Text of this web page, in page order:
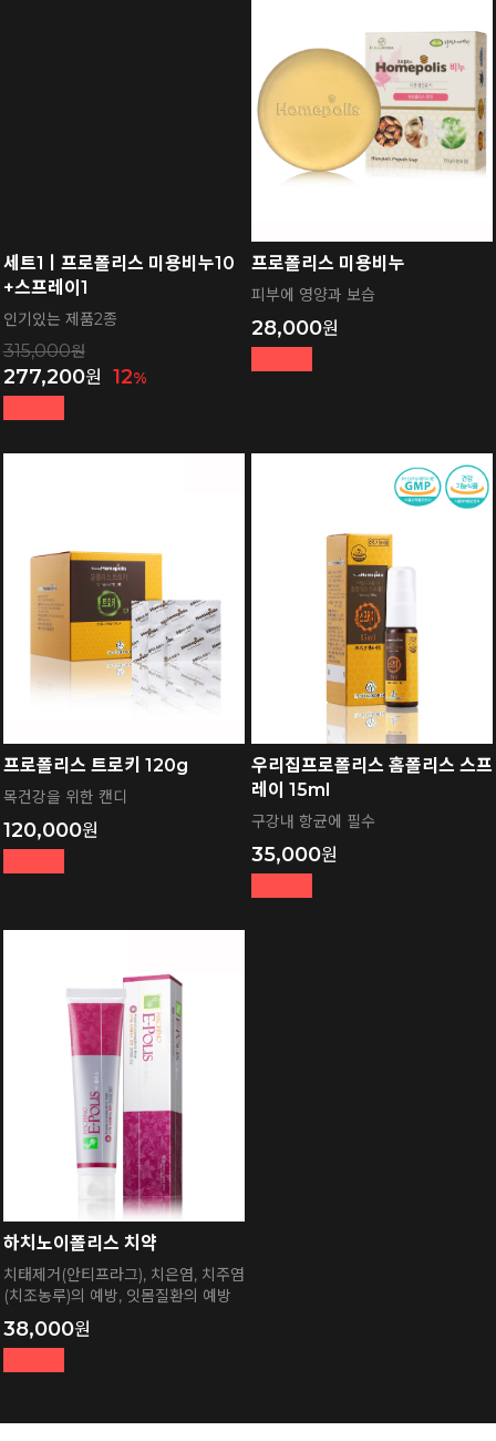
세트1ㅣ프로폴리스 미용비누10
+스프레이1
인기있는 제품2종
277,200
315,000
12
프로폴리스 미용비누
피부에 영양과 보습
28,000
프로폴리스 트로키 120g
목건강을 위한 캔디
120,000
우리집프로폴리스 홈폴리스 스프
레이 15ml
구강내 항균에 필수
35,000
하치노이폴리스 치약
치태제거(안티프라그), 치은염, 치주염
(치조농루)의 예방, 잇몸질환의 예방
38,000